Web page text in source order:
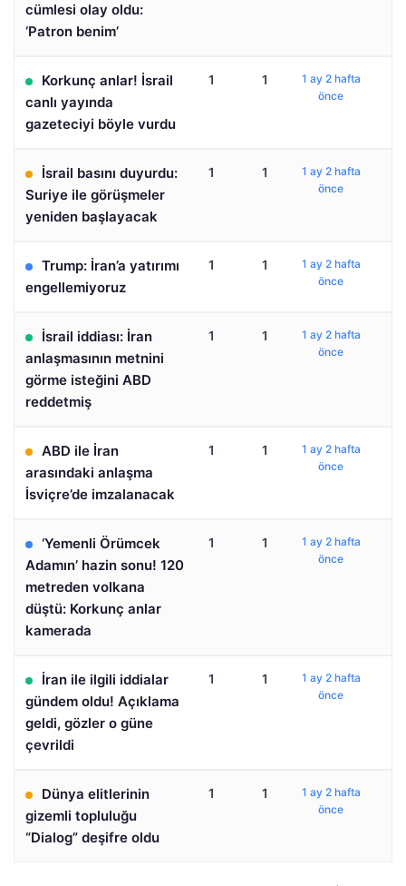
cümlesi olay oldu:
‘Patron benim’
Korkunç anlar! İsrail
canlı yayında
gazeteciyi böyle vurdu
1 1
1 ay 2 hafta
önce
İsrail basını duyurdu:
Suriye ile görüşmeler
yeniden başlayacak
1 1
1 ay 2 hafta
önce
Trump: İran’a yatırımı
engellemiyoruz
1 1
1 ay 2 hafta
önce
İsrail iddiası: İran
anlaşmasının metnini
görme isteğini ABD
reddetmiş
1 1
1 ay 2 hafta
önce
ABD ile İran
arasındaki anlaşma
İsviçre’de imzalanacak
1 1
1 ay 2 hafta
önce
‘Yemenli Örümcek
Adamın’ hazin sonu! 120
metreden volkana
düştü: Korkunç anlar
kamerada
1 1
1 ay 2 hafta
önce
İran ile ilgili iddialar
gündem oldu! Açıklama
geldi, gözler o güne
çevrildi
1 1
1 ay 2 hafta
önce
Dünya elitlerinin
gizemli topluluğu
“Dialog” deşifre oldu
1 1
1 ay 2 hafta
önce